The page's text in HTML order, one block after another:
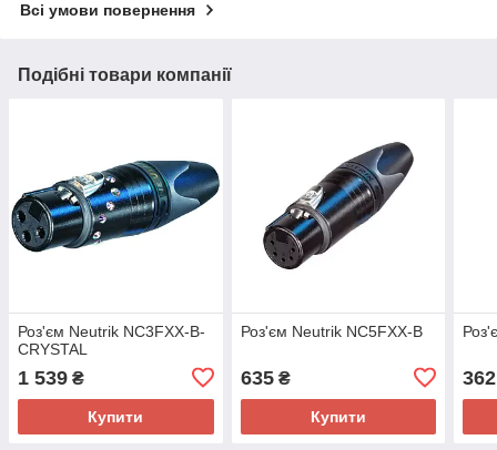
Всі умови повернення
Подібні товари компанії
Роз'єм Neutrik NC3FXX-B-
CRYSTAL
1 539 ₴
Купити
Роз'єм Neutrik NC5FXX-B
635₴
Купити
362